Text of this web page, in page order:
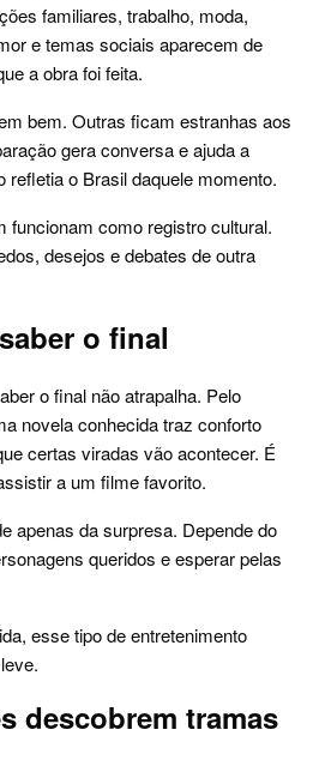
familiares, trabalho, moda,
e temas sociais aparecem de
a obra foi feita.
bem. Outras ficam estranhas aos
gera conversa e ajuda a
refletia o Brasil daquele momento.
funcionam como registro cultural.
desejos e debates de outra
o final
o final não atrapalha. Pelo
novela conhecida traz conforto
certas viradas vão acontecer. É
a um filme favorito.
apenas da surpresa. Depende do
queridos e esperar pelas
esse tipo de entretenimento
descobrem tramas